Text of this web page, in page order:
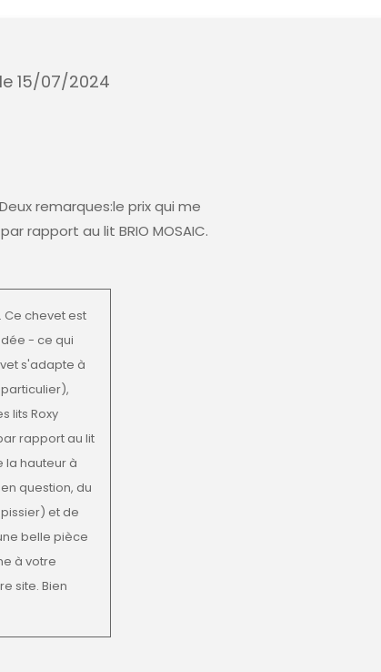
le 15/07/2024
remarques:le prix qui me
rapport au lit BRIO MOSAIC.
Ce chevet est
- ce qui
s'adapte à
lits Roxy
rapport au lit
hauteur à
question, du
et de
belle pièce
à votre
site. Bien